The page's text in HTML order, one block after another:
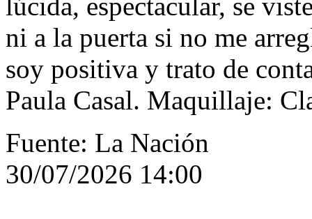
ni a la puerta si no me
soy positiva y trato de
Paula Casal. Maquillaje:
Fuente: La Nación
30/07/2026 14:00